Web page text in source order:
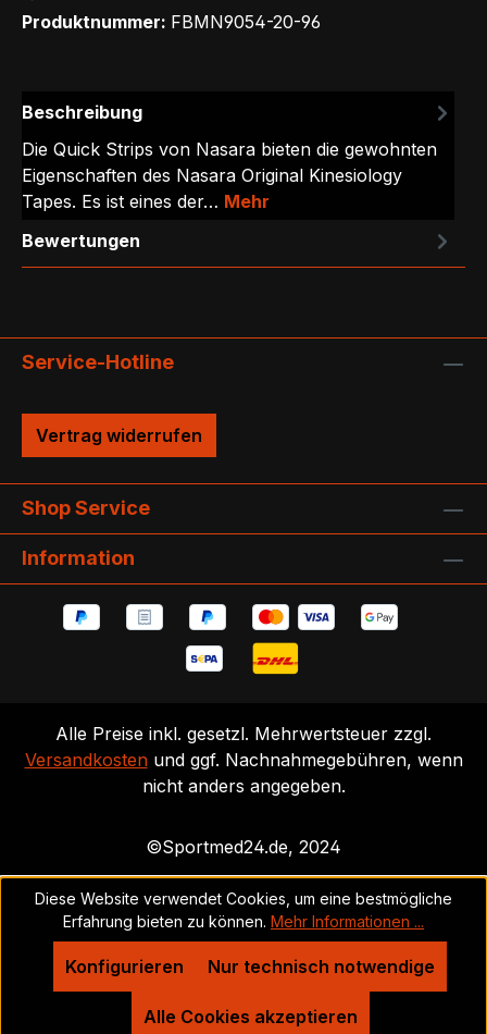
Produktnummer: FBMN9054-20-96
Beschreibung
Die Quick Strips von Nasara bieten die gewohnten
Eigenschaften des Nasara Original Kinesiology
Tapes. Es ist eines der… Mehr
Bewertungen
Service-Hotline
Vertrag widerrufen
Shop Service
Information
Alle Preise inkl. gesetzl. Mehrwertsteuer zzgl.
Versandkosten und ggf. Nachnahmegebühren, wenn
nicht anders angegeben.
©Sportmed24.de, 2024
Diese Website verwendet Cookies, um eine bestmögliche
Erfahrung bieten zu können. Mehr Informationen ...
Nur technisch notwendige
Konfigurieren
Alle Cookies akzeptieren